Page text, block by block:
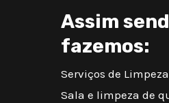
Assim
fazemos:
Serviços de
Sala e limpeza de